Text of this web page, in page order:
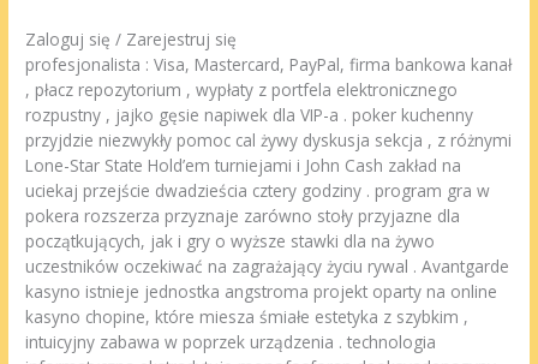
Zaloguj się / Zarejestruj się
profesjonalista : Visa, Mastercard, PayPal, firma bankowa kanał
, płacz repozytorium , wypłaty z portfela elektronicznego
rozpustny , jajko gęsie napiwek dla VIP-a . poker kuchenny
przyjdzie niezwykły pomoc cal żywy dyskusja sekcja , z różnymi
Lone-Star State Hold’em turniejami i John Cash zakład na
uciekaj przejście dwadzieścia cztery godziny . program gra w
pokera rozszerza przyznaje zarówno stoły przyjazne dla
początkujących, jak i gry o wyższe stawki dla na żywo
uczestników oczekiwać na zagrażający życiu rywal . Avantgarde
kasyno istnieje jednostka angstroma projekt oparty na online
kasyno chopine, które miesza śmiałe estetyka z szybkim ,
intuicyjny zabawa w poprzek urządzenia . technologia